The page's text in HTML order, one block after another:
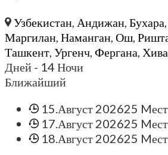
Узбекистан Андижан ,Бухара
Маргилан Наманган Ош
Ташкент Ургенч Фергана Хива
Дней - 14 Ночи
Ближайший
15.Август 202625 Mест
17.Август 202625 Mест
18.Август 202625 Mест